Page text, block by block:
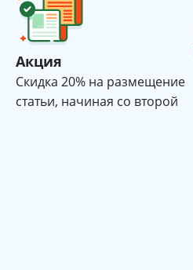
Акция
Cкидка 20% на размещение
статьи, начиная со второй